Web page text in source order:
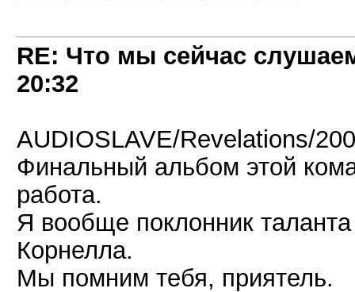
RE: Что мы сейчас
20:32
AUDIOSLAVE/Revelations/
Финальный альбом этой
работа.
Я вообще поклонник
Корнелла.
Мы помним тебя, приятель.